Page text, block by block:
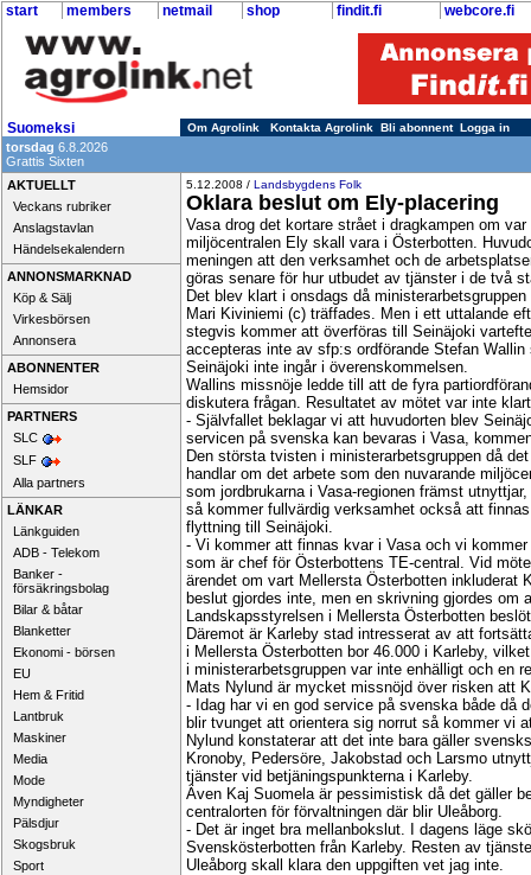
start members netmail shop findit.fi webcore.fi
Suomeksi Om Agrolink Kontakta Agrolink Bli abonnent Logga in
torsdag 6.8.2026
Grattis Sixten
AKTUELLT
Veckans rubriker
Anslagstavlan
Händelsekalendern
ANNONSMARKNAD
Köp & Sälj
Virkesbörsen
Annonsera
ABONNENTER
Hemsidor
PARTNERS
SLC
SLF
Alla partners
LÄNKAR
Länkguiden
ADB - Telekom
Banker -
försäkringsbolag
Bilar & båtar
Blanketter
Ekonomi - börsen
EU
Hem & Fritid
Lantbruk
Maskiner
Media
Mode
Myndigheter
Pälsdjur
Skogsbruk
Sport
5.12.2008 / Landsbygdens Folk
Oklara beslut om Ely-placering
Vasa drog det kortare strået i dragkampen om
miljöcentralen Ely skall vara i Österbotten.
meningen att den verksamhet och de
göras senare för hur utbudet av tjänster i de två
Det blev klart i onsdags då
Mari Kiviniemi (c) träffades. Men i ett uttalande
stegvis kommer att överföras till Seinäjoki
accepteras inte av sfp:s ordförande Stefan
Seinäjoki inte ingår i överenskommelsen.
Wallins missnöje ledde till att de fyra
diskutera frågan. Resultatet av mötet var inte
- Självfallet beklagar vi att huvudorten blev
servicen på svenska kan bevaras i Vasa,
Den största tvisten i ministerarbetsgruppen då
handlar om det arbete som den nuvarande
som jordbrukarna i Vasa-regionen främst
så kommer fullvärdig verksamhet också att
flyttning till Seinäjoki.
- Vi kommer att finnas kvar i Vasa och vi
som är chef för Österbottens TE-central. Vid
ärendet om vart Mellersta Österbotten inkluderat
beslut gjordes inte, men en skrivning gjordes
Landskapsstyrelsen i Mellersta Österbotten
Däremot är Karleby stad intresserat av att
i Mellersta Österbotten bor 46.000 i Karleby,
i ministerarbetsgruppen var inte enhälligt och en
Mats Nylund är mycket missnöjd över risken att
- Idag har vi en god service på svenska både då
blir tvunget att orientera sig norrut så kommer vi
Nylund konstaterar att det inte bara gäller
Kronoby, Pedersöre, Jakobstad och Larsmo
tjänster vid betjäningspunkterna i Karleby.
Även Kaj Suomela är pessimistisk då det gäller
centralorten för förvaltningen där blir Uleåborg.
- Det är inget bra mellanbokslut. I dagens läge
Svenskösterbotten från Karleby. Resten av
Uleåborg skall klara den uppgiften vet jag inte.